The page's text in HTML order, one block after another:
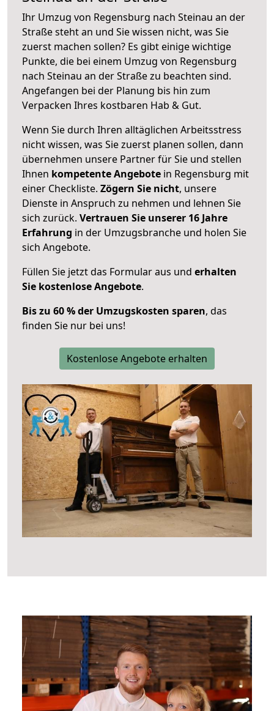
Ihr Umzug von Regensburg nach Steinau an der
Straße steht an und Sie wissen nicht, was Sie
zuerst machen sollen? Es gibt einige wichtige
Punkte, die bei einem Umzug von Regensburg
nach Steinau an der Straße zu beachten sind.
Angefangen bei der Planung bis hin zum
Verpacken Ihres kostbaren Hab & Gut.
Wenn Sie durch Ihren alltäglichen Arbeitsstress
nicht wissen, was Sie zuerst planen sollen, dann
übernehmen unsere Partner für Sie und stellen
Ihnen kompetente Angebote in Regensburg mit
einer Checkliste. Zögern Sie nicht, unsere
Dienste in Anspruch zu nehmen und lehnen Sie
sich zurück. Vertrauen Sie unserer 16 Jahre
Erfahrung in der Umzugsbranche und holen Sie
sich Angebote.
Füllen Sie jetzt das Formular aus und erhalten
Sie kostenlose Angebote.
Bis zu 60 % der Umzugskosten sparen, das
finden Sie nur bei uns!
Kostenlose Angebote erhalten